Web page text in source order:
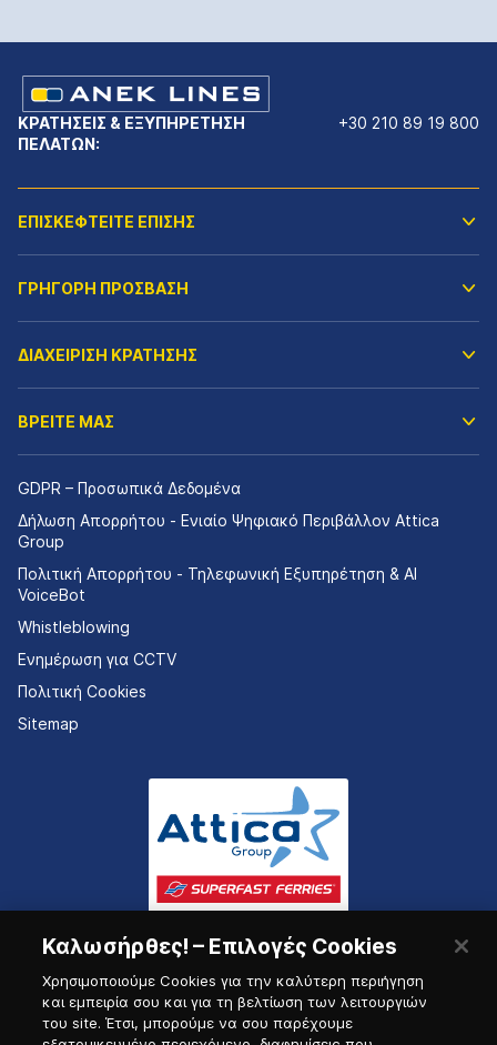
ΚΡΑΤΗΣΕΙΣ & ΕΞΥΠΗΡΕΤΗΣΗ
ΠΕΛΑΤΩΝ:
+30 210 89 19 800
ΕΠΙΣΚΕΦΤΕΙΤΕ ΕΠΙΣΗΣ
ΓΡΗΓΟΡΗ ΠΡΟΣΒΑΣΗ
ΔΙΑΧΕΙΡΙΣΗ ΚΡΑΤΗΣΗΣ
ΒΡΕΙΤΕ ΜΑΣ
GDPR – Προσωπικά Δεδομένα
Δήλωση Απορρήτου - Ενιαίο Ψηφιακό Περιβάλλον Attica
Group
Πολιτική Απορρήτου - Τηλεφωνική Εξυπηρέτηση & AI
VoiceBot
Whistleblowing
Ενημέρωση για CCTV
Πολιτική Cookies
Sitemap
Καλωσήρθες! – Επιλογές Cookies
Χρησιμοποιούμε Cookies για την καλύτερη περιήγηση
και εμπειρία σου και για τη βελτίωση των λειτουργιών
του site. Έτσι, μπορούμε να σου παρέχουμε